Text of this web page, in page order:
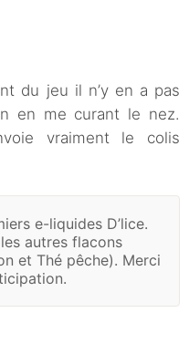
du jeu il n’y en a pas
en me curant le nez.
vraiment le colis
e-liquides D’lice.
autres flacons
et Thé pêche). Merci